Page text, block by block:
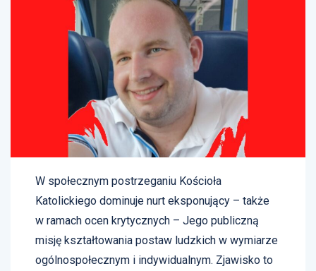
W społecznym postrzeganiu Kościoła
Katolickiego dominuje nurt eksponujący – także
w ramach ocen krytycznych – Jego publiczną
misję kształtowania postaw ludzkich w wymiarze
ogólnospołecznym i indywidualnym. Zjawisko to